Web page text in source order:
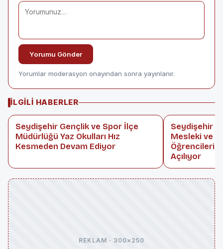
Yorumu Gönder
Yorumlar moderasyon onayından sonra yayınlanır.
İLGILI HABERLER
Seydişehir Gençlik ve Spor İlçe
Müdürlüğü Yaz Okulları Hız
Kesmeden Devam Ediyor
Seydişehir
Mesleki ve
Öğrencileri
Açılıyor
REKLAM · 300×250